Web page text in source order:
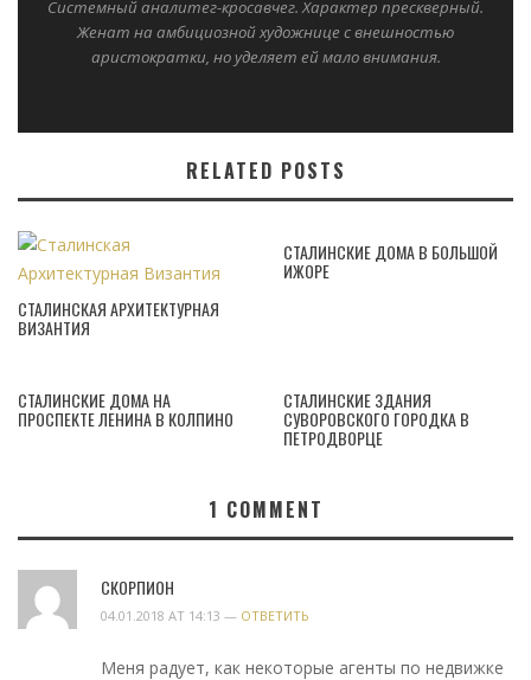
Системный аналитег-кросавчег. Характер прескверный.
Женат на амбициозной художнице с внешностью
аристократки, но уделяет ей мало внимания.
RELATED POSTS
СТАЛИНСКАЯ АРХИТЕКТУРНАЯ
ВИЗАНТИЯ
СТАЛИНСКИЕ ДОМА В БОЛЬШОЙ
ИЖОРЕ
СТАЛИНСКИЕ ДОМА НА
ПРОСПЕКТЕ ЛЕНИНА В КОЛПИНО
СТАЛИНСКИЕ ЗДАНИЯ
СУВОРОВСКОГО ГОРОДКА В
ПЕТРОДВОРЦЕ
1 COMMENT
СКОРПИОН
04.01.2018 AT 14:13 — ОТВЕТИТЬ
Меня радует, как некоторые агенты по недвижке